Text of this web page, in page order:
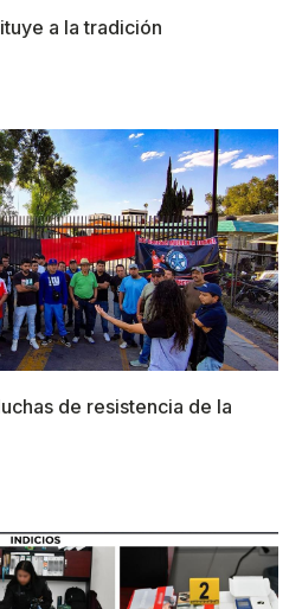
a la tradición
de resistencia de la